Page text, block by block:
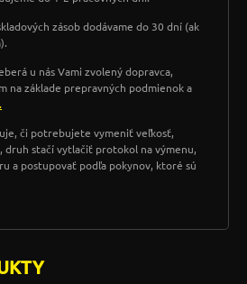
zásob dodávame do 30 dní (ak
u nás Vami zvolený dopravca,
na základe prepravných podmienok a
či potrebujete vymeniť veľkosť,
druh stačí vytlačiť protokol na výmenu,
a postupovať podľa pokynov, ktoré sú